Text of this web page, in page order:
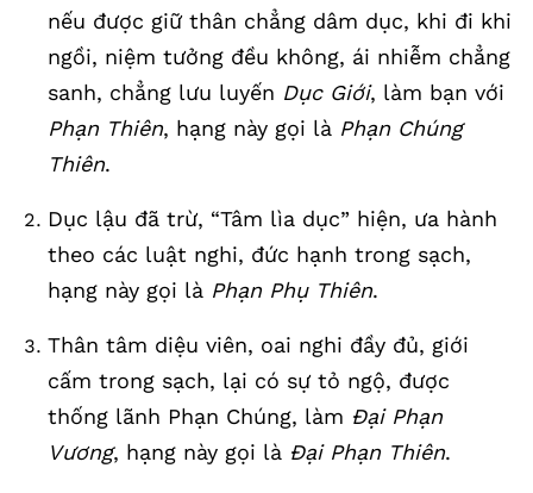
nếu được giữ thân chẳng dâm dục, khi đi khi
ngồi, niệm tưởng đều không, ái nhiễm chẳng
sanh, chẳng lưu luyến Dục Giới, làm bạn với
Phạn Thiên, hạng này gọi là Phạn Chúng
Thiên.
Dục lậu đã trừ, “Tâm lìa dục” hiện, ưa hành
theo các luật nghi, đức hạnh trong sạch,
hạng này gọi là Phạn Phụ Thiên.
Thân tâm diệu viên, oai nghi đầy đủ, giới
cấm trong sạch, lại có sự tỏ ngộ, được
thống lãnh Phạn Chúng, làm Đại Phạn
Vương, hạng này gọi là Đại Phạn Thiên.